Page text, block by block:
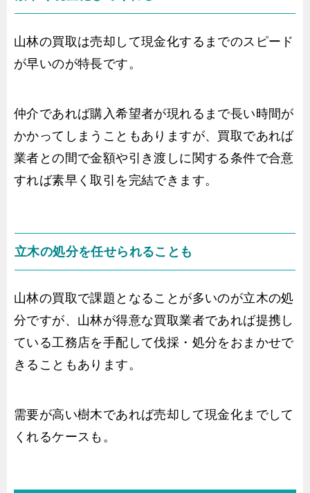
山林の買取は売却して現金化するまでのスピード
が早いのが特長です。
仲介であれば購入希望者が現れるまで長い時間が
かかってしまうこともありますが、買取であれば
業者との間で金額や引き渡しに関する条件で合意
すれば素早く取引を完結できます。
立木の処分を任せられることも
山林の買取で課題となることが多いのが立木の処
分ですが、山林が得意な買取業者であれば提携し
ている工務店を手配して伐採・処分をおまかせで
きることもあります。
需要が高い樹木であれば売却して現金化までして
くれるケースも。